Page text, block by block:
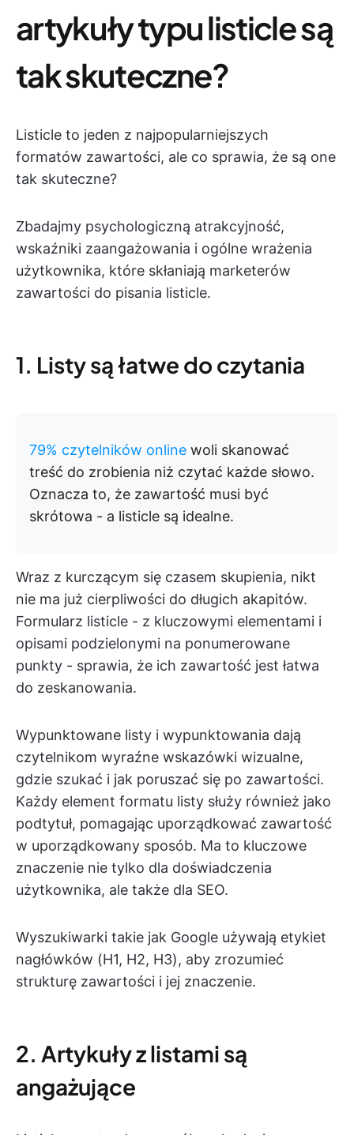
artykuły typu listicle są
tak skuteczne?
Listicle to jeden z najpopularniejszych
formatów zawartości, ale co sprawia, że są one
tak skuteczne?
Zbadajmy psychologiczną atrakcyjność,
wskaźniki zaangażowania i ogólne wrażenia
użytkownika, które skłaniają marketerów
zawartości do pisania listicle.
1. Listy są łatwe do czytania
79% czytelników online woli skanować
treść do zrobienia niż czytać każde słowo.
Oznacza to, że zawartość musi być
skrótowa - a listicle są idealne.
Wraz z kurczącym się czasem skupienia, nikt
nie ma już cierpliwości do długich akapitów.
Formularz listicle - z kluczowymi elementami i
opisami podzielonymi na ponumerowane
punkty - sprawia, że ich zawartość jest łatwa
do zeskanowania.
Wypunktowane listy i wypunktowania dają
czytelnikom wyraźne wskazówki wizualne,
gdzie szukać i jak poruszać się po zawartości.
Każdy element formatu listy służy również jako
podtytuł, pomagając uporządkować zawartość
w uporządkowany sposób. Ma to kluczowe
znaczenie nie tylko dla doświadczenia
użytkownika, ale także dla SEO.
Wyszukiwarki takie jak Google używają etykiet
nagłówków (H1, H2, H3), aby zrozumieć
strukturę zawartości i jej znaczenie.
2. Artykuły z listami są
angażujące